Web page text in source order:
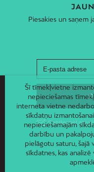
Piesakies un saņem
Šī tīmekļvietne
nepieciešamas
interneta vietne
sīkdatņu
nepieciešamajām
darbību un
pielāgotu saturu, šajā
sīkdatnes, kas